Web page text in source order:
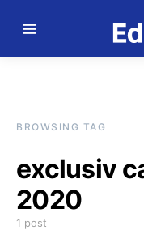
BROWSING TAG
exclusiv
2020
1 post